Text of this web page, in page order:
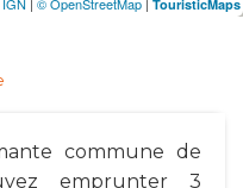
commune de
emprunter 3
TouristicMaps